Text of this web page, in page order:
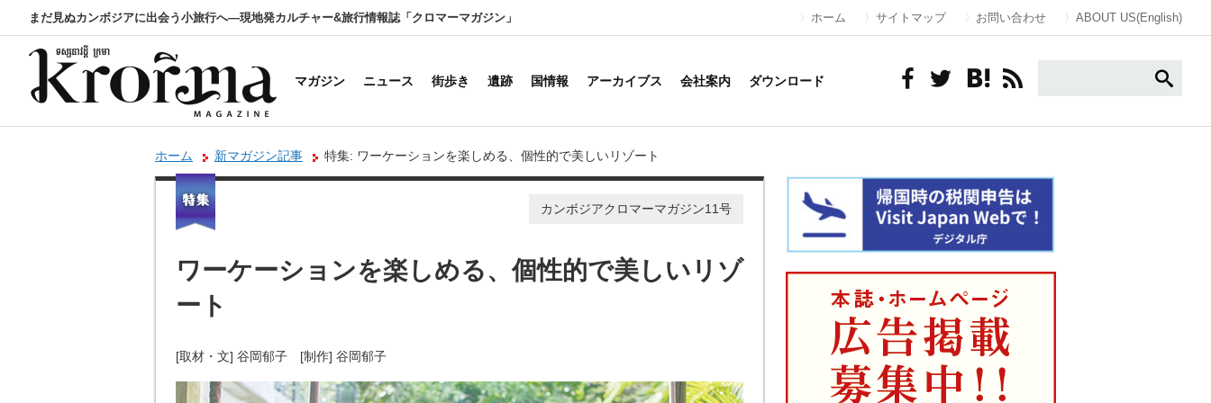
まだ見ぬカンボジアに出会う小旅行へ―現地発カルチャー&旅行情報誌「クロマーマガジン」 ホーム サイトマップ お問い合わせ ABOUT US(English)
マガジン ニュース 街歩き 遺跡 国情報 アーカイブス 会社案内 ダウンロード
ホーム 新マガジン記事 特集: ワーケーションを楽しめる、個性的で美しいリゾート
カンボジアクロマーマガジン11号
ワーケーションを楽しめる、個性的で美しいリゾ
ート
[取材・文] 谷岡郁子 [制作] 谷岡郁子